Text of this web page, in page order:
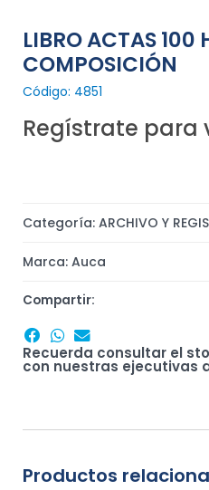
LIBRO ACTAS 100
COMPOSICIÓN
Código: 4851
Regístrate para
Categoría: ARCHIVO Y
Marca: Auca
Compartir:
Recuerda consultar el
con nuestras ejecutivas
Productos